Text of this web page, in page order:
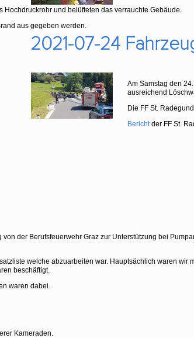
Hochdruckrohr und belüfteten das verrauchte Gebäude.
aus gegeben werden.
der Berufsfeuerwehr Graz zur Unterstützung bei
welche abzuarbeiten war. Hauptsächlich waren wir
beschäftigt.
waren dabei.
Kameraden.
2021-07-24
Am Samstag den
ausreichend
Die FF St.
Berichtder FF St.